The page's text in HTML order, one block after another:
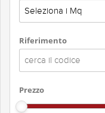
Riferimento
Prezzo